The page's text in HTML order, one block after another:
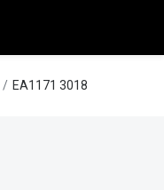
EA1171 3018